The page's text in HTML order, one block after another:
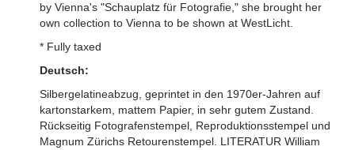
by Vienna's "Schauplatz für Fotografie," she brought her
own collection to Vienna to be shown at WestLicht.
* Fully taxed
Deutsch:
Silbergelatineabzug, geprintet in den 1970er-Jahren auf
kartonstarkem, mattem Papier, in sehr gutem Zustand.
Rückseitig Fotografenstempel, Reproduktionsstempel und
Magnum Zürichs Retourenstempel. LITERATUR William